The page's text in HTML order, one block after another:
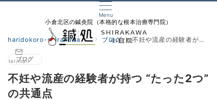
Menu
小倉北区の鍼灸院（本格的な根本治療専門院）
tel/mail
haridokoro-shirakawa ブログ 不妊や流産の経験者が持つ “たった2つ” の共通点
ブログ
不妊や流産の経験者が持つ “たった2つ”
の共通点